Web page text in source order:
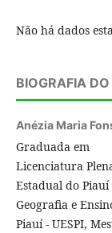
Não há dados
BIOGRAFIA
Anézia Maria
Graduada em
Licenciatura
Estadual do Piauí
Geografia e
Piauí - UESPI,